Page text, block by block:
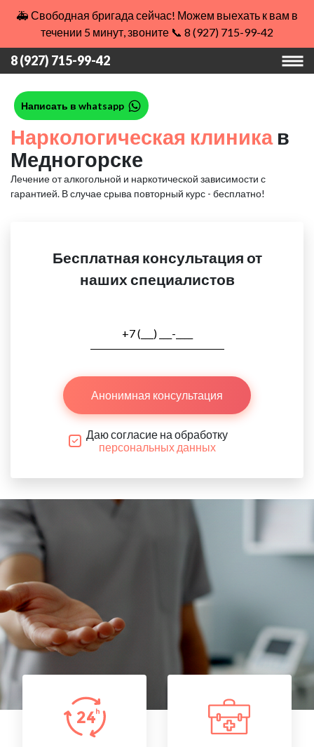
🚑 Свободная бригада сейчас! Можем выехать к вам в
течении 5 минут, звоните 📞 8 (927) 715-99-42
8 (927) 715-99-42
Написать в whatsapp
Наркологическая клиникав
Медногорске
Лечение от алкогольной и наркотической зависимости с
гарантией. В случае срыва повторный курс - бесплатно!
Бесплатная консультация от
наших специалистов
Анонимная консультация
Даю согласие на обработку
персональных данных